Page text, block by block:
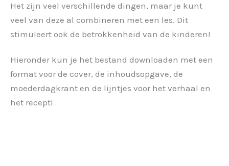
Het zijn veel verschillende dingen, maar je kunt
veel van deze al combineren met een les. Dit
stimuleert ook de betrokkenheid van de kinderen!
Hieronder kun je het bestand downloaden met een
format voor de cover, de inhoudsopgave, de
moederdagkrant en de lijntjes voor het verhaal en
het recept!